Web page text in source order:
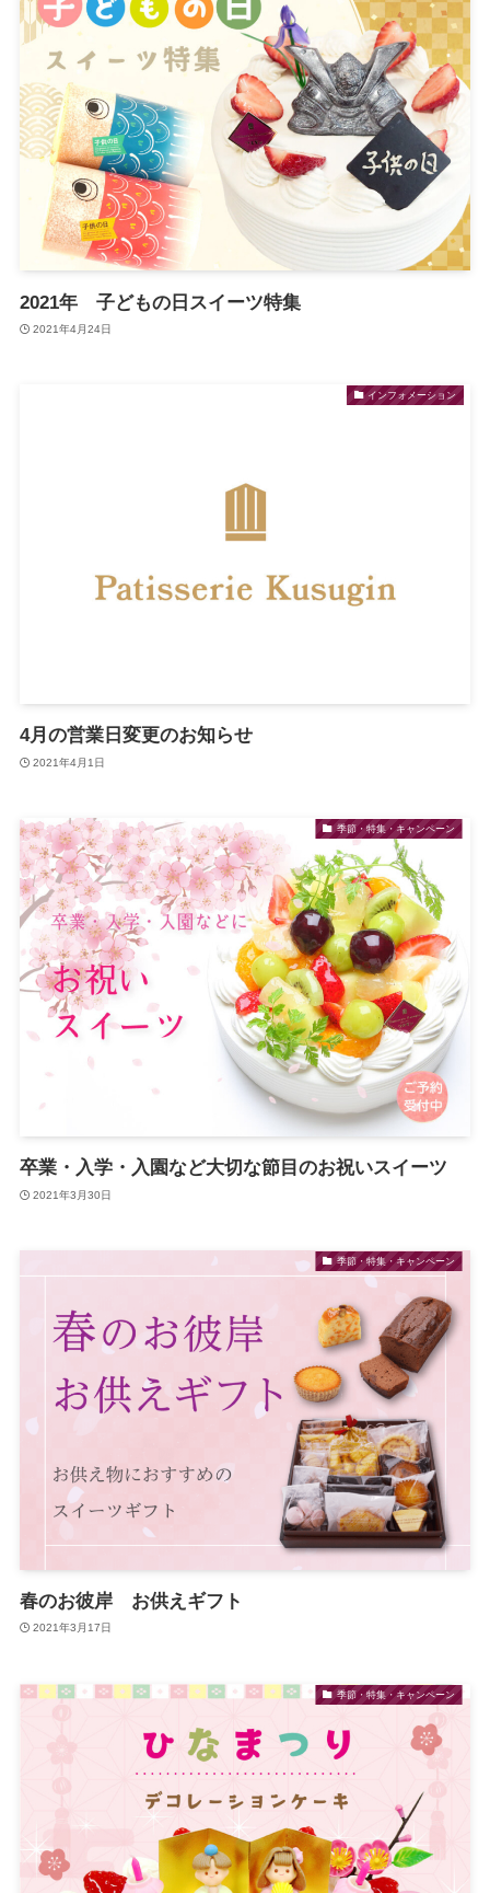
2021年 子どもの日スイーツ特集
2021年4月24日
インフォメーション
4月の営業日変更のお知らせ
2021年4月1日
季節・特集・キャンペーン
卒業・入学・入園など大切な節目のお祝いスイーツ
2021年3月30日
季節・特集・キャンペーン
春のお彼岸 お供えギフト
2021年3月17日
季節・特集・キャンペーン